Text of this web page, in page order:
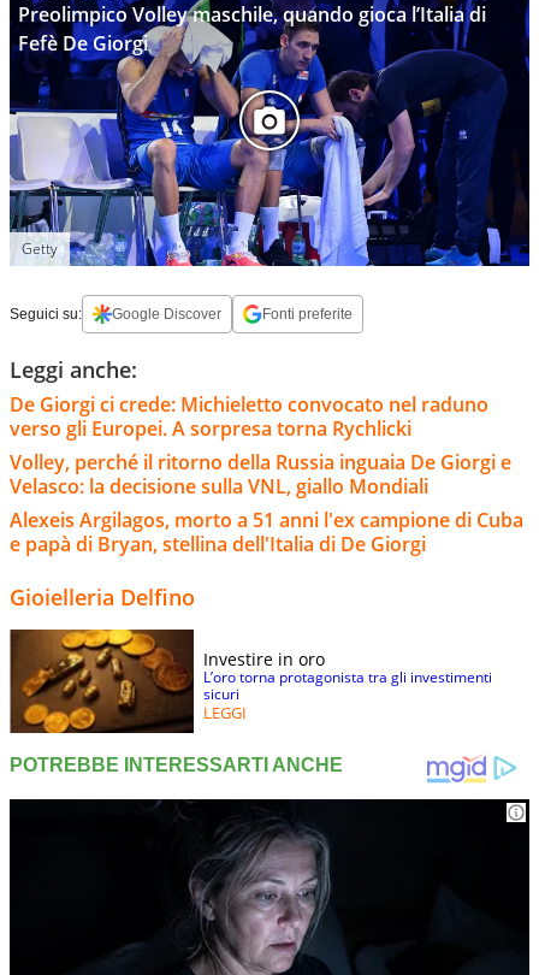
Preolimpico Volley maschile, quando gioca l’Italia di
Fefè De Giorgi
Getty
Seguici su: Google Discover Fonti preferite
Leggi anche:
De Giorgi ci crede: Michieletto convocato nel raduno
verso gli Europei. A sorpresa torna Rychlicki
Volley, perché il ritorno della Russia inguaia De Giorgi e
Velasco: la decisione sulla VNL, giallo Mondiali
Alexeis Argilagos, morto a 51 anni l'ex campione di Cuba
e papà di Bryan, stellina dell'Italia di De Giorgi
Gioielleria Delfino
Investire in oro
L’oro torna protagonista tra gli investimenti
sicuri
LEGGI